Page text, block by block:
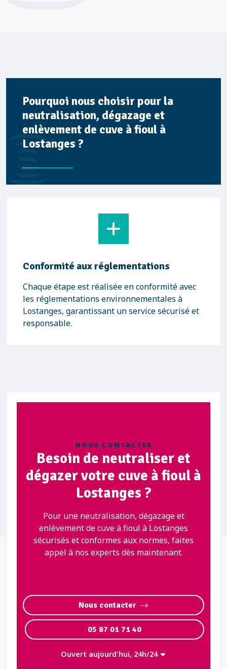
Pourquoi nous choisir pour la
neutralisation, dégazage et
enlèvement de cuve à fioul à
Lostanges ?
Conformité aux réglementations
Chaque étape est réalisée en conformité avec
les réglementations environnementales à
Lostanges, garantissant un service sécurisé et
responsable.
NOUS CONTACTER
Besoin de neutraliser et
dégazer votre cuve à fioul à
Lostanges ?
Pour une neutralisation, dégazage et
enlèvement de cuve à fioul à Lostanges
sécurisés et conformes aux normes, faites
appel à nos experts dès maintenant.
Nous contacter
05 87 01 71 40
Ouvert aujourd'hui, 24h/24